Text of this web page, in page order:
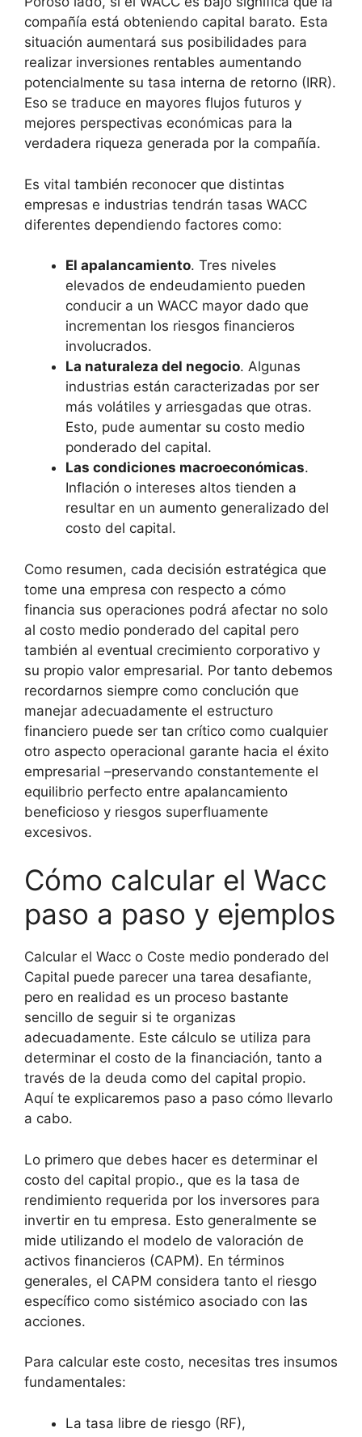
compañía está obteniendo capital barato. Esta
situación aumentará sus posibilidades para
realizar inversiones rentables aumentando
potencialmente su tasa interna de retorno (IRR).
Eso se traduce en mayores flujos futuros y
mejores perspectivas económicas para la
verdadera riqueza generada por la compañía.
Es vital también reconocer que distintas
empresas e industrias tendrán tasas WACC
diferentes dependiendo factores como:
El apalancamiento. Tres niveles
elevados de endeudamiento pueden
conducir a un WACC mayor dado que
incrementan los riesgos financieros
involucrados.
La naturaleza del negocio. Algunas
industrias están caracterizadas por ser
más volátiles y arriesgadas que otras.
Esto, pude aumentar su costo medio
ponderado del capital.
Las condiciones macroeconómicas.
Inflación o intereses altos tienden a
resultar en un aumento generalizado del
costo del capital.
Como resumen, cada decisión estratégica que
tome una empresa con respecto a cómo
financia sus operaciones podrá afectar no solo
al costo medio ponderado del capital pero
también al eventual crecimiento corporativo y
su propio valor empresarial. Por tanto debemos
recordarnos siempre como conclución que
manejar adecuadamente el estructuro
financiero puede ser tan crítico como cualquier
otro aspecto operacional garante hacia el éxito
empresarial –preservando constantemente el
equilibrio perfecto entre apalancamiento
beneficioso y riesgos superfluamente
excesivos.
Cómo calcular el Wacc
paso a paso y ejemplos
Calcular el Wacc o Coste medio ponderado del
Capital puede parecer una tarea desafiante,
pero en realidad es un proceso bastante
sencillo de seguir si te organizas
adecuadamente. Este cálculo se utiliza para
determinar el costo de la financiación, tanto a
través de la deuda como del capital propio.
Aquí te explicaremos paso a paso cómo llevarlo
a cabo.
Lo primero que debes hacer es determinar el
costo del capital propio., que es la tasa de
rendimiento requerida por los inversores para
invertir en tu empresa. Esto generalmente se
mide utilizando el modelo de valoración de
activos financieros (CAPM). En términos
generales, el CAPM considera tanto el riesgo
específico como sistémico asociado con las
acciones.
Para calcular este costo, necesitas tres insumos
fundamentales:
La tasa libre de riesgo (RF),